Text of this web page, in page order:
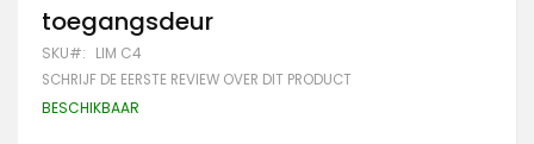
het
begin
van
de
afbeeldingen-
toegangsdeur
SKU LIM C4
SCHRIJF DE EERSTE REVIEW OVER DIT PRODUCT
BESCHIKBAAR